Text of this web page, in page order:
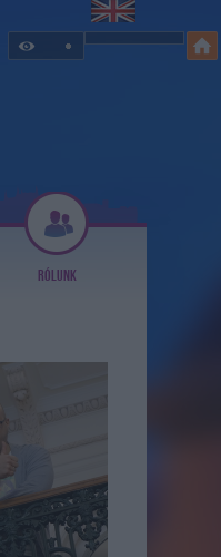
RÓLUNK